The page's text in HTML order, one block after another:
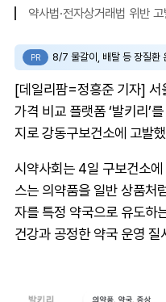
약사법·전자상거래법 위반
PR 8/7 물갈이, 배탈 등 장질환
[데일리팜=정흥준 기자] 서
가격 비교 플랫폼 ‘발키리’
지로 강동구보건소에 고발
시약사회는 4일 구보건소에
스는 의약품을 일반 상품처
자를 특정 약국으로 유도하
건강과 공정한 약국 운영